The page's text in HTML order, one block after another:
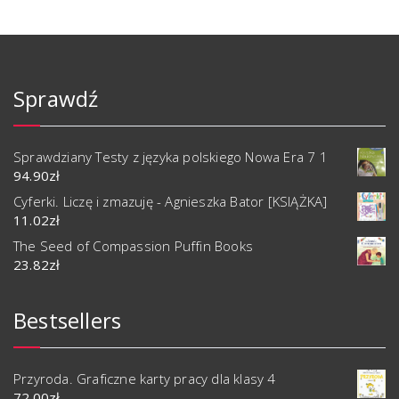
Sprawdź
Sprawdziany Testy z języka polskiego Nowa Era 7 1
94.90zł
Cyferki. Liczę i zmazuję - Agnieszka Bator [KSIĄŻKA]
11.02zł
The Seed of Compassion Puffin Books
23.82zł
Bestsellers
Przyroda. Graficzne karty pracy dla klasy 4